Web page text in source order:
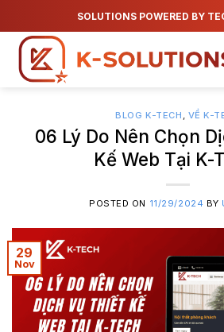
to
content
SOLUTIONS POWERED BY
BLOG K-TECH , VỀ K-
06 Lý Do Nên Chọn
Kế Web Tại K-
POSTED ON 11/29/2024 BY
29
Nov